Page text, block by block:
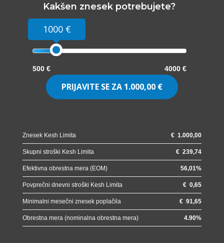
Kakšen znesek potrebujete?
1000 €
500 € 4000 €
PRIJAVITE SE ZA 1.000,00 €
Znesek Kesh Limita €1.000,00
Skupni stroški Kesh Limita €239,74
Efektivna obrestna mera (EOM) 56,01%
Povprečni dnevni stroški Kesh Limita €0,65
Minimalni mesečni znesek poplačila €91,65
Obrestna mera (nominalna obrestna mera) 4.90%